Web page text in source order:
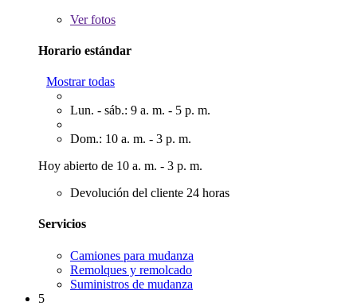
Verfotos
Horario estándar
Mostrar todas
Lun. - sáb.: 9 a. m. - 5 p. m.
Dom.: 10 a. m. - 3 p. m.
Hoy abierto de 10 a. m. - 3 p. m.
Devolución del cliente 24 horas
Servicios
Camiones para mudanza
Remolques y remolcado
Suministros de mudanza
5